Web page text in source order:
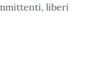
liberi